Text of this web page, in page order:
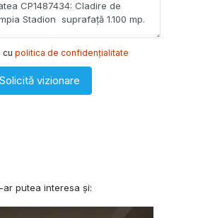
cu politica de confidențialitate
Solicită vizionare
ar putea interesa și: